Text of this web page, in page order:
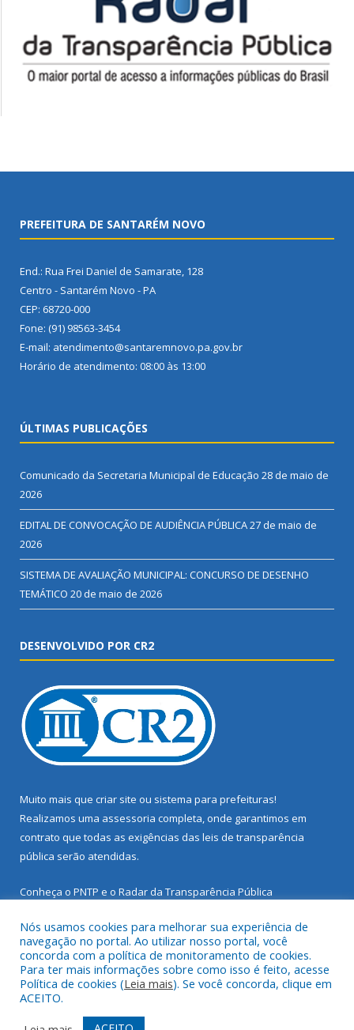
PREFEITURA DE SANTARÉM NOVO
End.: Rua Frei Daniel de Samarate, 128
Centro - Santarém Novo - PA
CEP: 68720-000
Fone: (91) 98563-3454
E-mail: atendimento@santaremnovo.pa.gov.br
Horário de atendimento: 08:00 às 13:00
ÚLTIMAS PUBLICAÇÕES
Comunicado da Secretaria Municipal de Educação 28 de maio de
2026
EDITAL DE CONVOCAÇÃO DE AUDIÊNCIA PÚBLICA27 de maio de
2026
SISTEMA DE AVALIAÇÃO MUNICIPAL: CONCURSO DE DESENHO
TEMÁTICO 20 de maio de 2026
DESENVOLVIDO POR CR2
Muito mais que criar site ou sistema para prefeituras!
Realizamos uma assessoria completa, onde garantimos em
contrato que todas as exigências das leis de transparência
pública serão atendidas.
Conheça o PNTP e o Radar da Transparência Pública
Todos os direitos reservados a Prefeitura Municipal de Santarém
Novo.
Mapa do Site Acessar Área Administrativa
Nós usamos cookies para melhorar sua experiência de
navegação no portal. Ao utilizar nosso portal, você
concorda com a política de monitoramento de cookies.
Para ter mais informações sobre como isso é feito, acesse
Política de cookies (Leia mais). Se você concorda, clique em
ACEITO.